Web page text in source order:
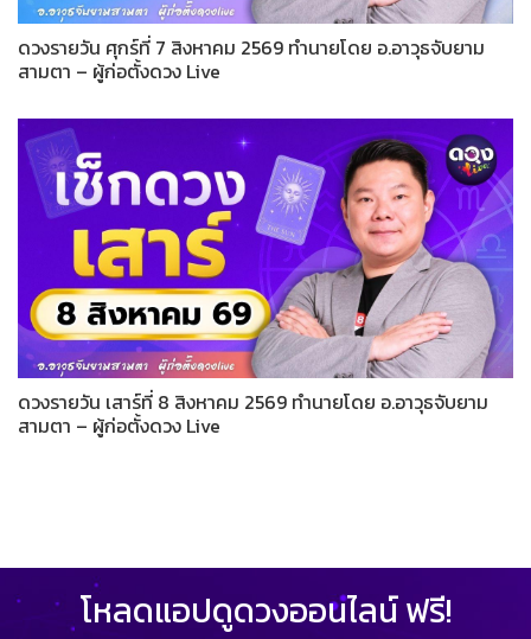
ดวงรายวัน ศุกร์ที่ 7 สิงหาคม 2569 ทำนายโดย อ.อาวุธจับยาม
สามตา – ผู้ก่อตั้งดวง Live
ดวงรายวัน เสาร์ที่ 8 สิงหาคม 2569 ทำนายโดย อ.อาวุธจับยาม
สามตา – ผู้ก่อตั้งดวง Live
โหลดแอปดูดวงออนไลน์ ฟรี!